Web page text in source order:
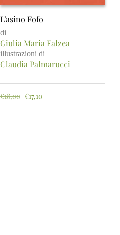
L’asino Fofo
di
Giulia Maria Falzea
illustrazioni di
Claudia Palmarucci
€18,00 €17,10